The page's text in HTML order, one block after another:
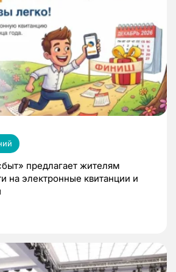
предлагает жителям
на электронные квитанции и